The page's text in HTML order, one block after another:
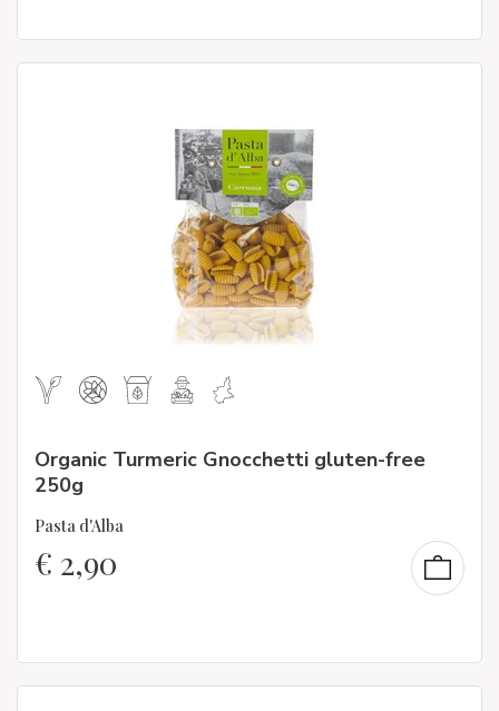
Organic Turmeric Gnocchetti gluten-free
250g
Pasta d'Alba
€ 2,90